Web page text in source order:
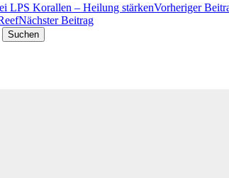
LPS Korallen – Heilung stärkenVorheriger
Nächster Beitrag